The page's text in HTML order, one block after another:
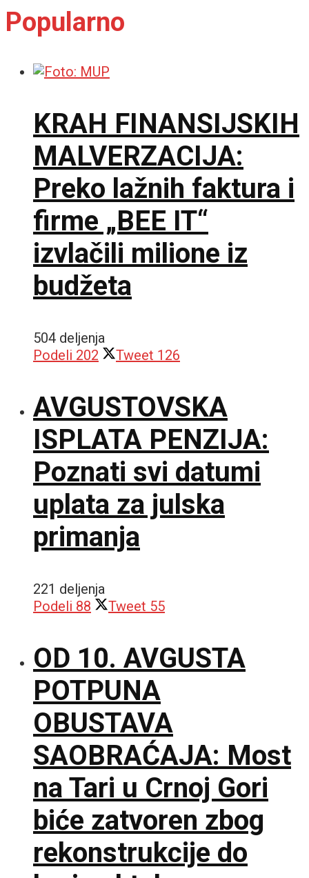
Popularno
KRAH FINANSIJSKIH
MALVERZACIJA:
Preko lažnih faktura i
firme „BEE IT“
izvlačili milione iz
budžeta
504 deljenja
Podeli 202 Tweet 126
AVGUSTOVSKA
ISPLATA PENZIJA:
Poznati svi datumi
uplata za julska
primanja
221 deljenja
Podeli 88 Tweet 55
OD 10. AVGUSTA
POTPUNA
OBUSTAVA
SAOBRAĆAJA: Most
na Tari u Crnoj Gori
biće zatvoren zbog
rekonstrukcije do